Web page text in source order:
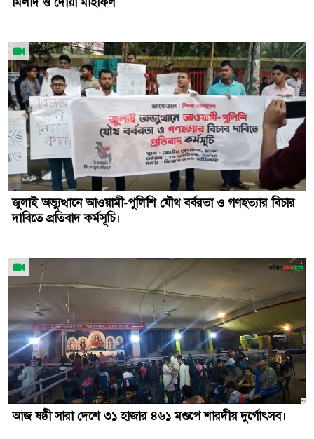
জুলাই অভ্যুত্থানে আওয়ামী-পুলিশি যৌথ বর্বরতা ও গণহত্যার বিচার
দাবিতে প্রতিবাদ কর্মসূচি।
আজ ষষ্ঠী সারা দেশে ৩১ হাজার ৪৬১ মণ্ডপে শারদীয় দুর্গোৎসব।